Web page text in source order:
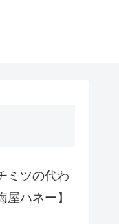
ミツの代わ
ハネー】